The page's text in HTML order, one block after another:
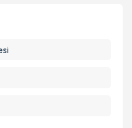
verilerimin belirtilen